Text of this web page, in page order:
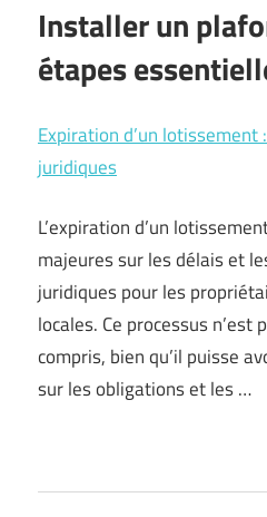
Installer un
étapes
Expiration d’un
juridiques
L’expiration d’un
majeures sur les délais et
juridiques pour les
locales. Ce processus n’est
compris, bien qu’il puisse
sur les obligations et les …